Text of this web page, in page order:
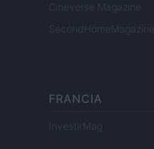
Cineverse Magazine
SecondHomeMagazine
FRANCIA
InvestirMag